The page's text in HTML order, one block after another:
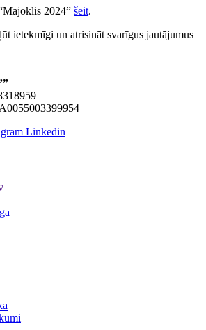
2024” šeit.
ietekmīgi un atrisināt svarīgus jautājumus
Linkedin